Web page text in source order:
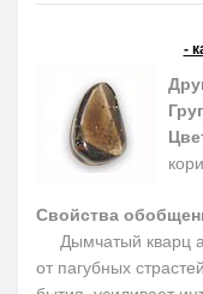
-
Свойства
Дымчатый кварц
от пагубных